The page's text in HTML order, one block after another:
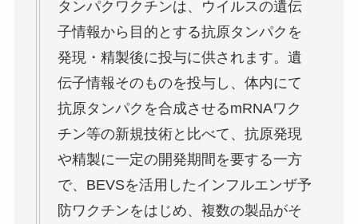
タンパクワクチンは、ウイルスの遺伝
子情報から目的とする抗原タンパクを
発現・精製後に投与に供されます。遺
伝子情報そのものを投与し、体内にて
抗原タンパクを合成させるmRNAワク
チン等の新規技術と比べて、抗原発現
や精製に一定の開発期間を要する一方
で、BEVSを活用したインフルエンザ予
防ワクチンをはじめ、複数の製品がそ